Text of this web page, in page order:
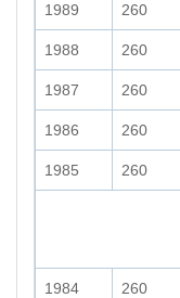
1989 260
1988 260
1987 260
1986 260
1985 260
1984 260